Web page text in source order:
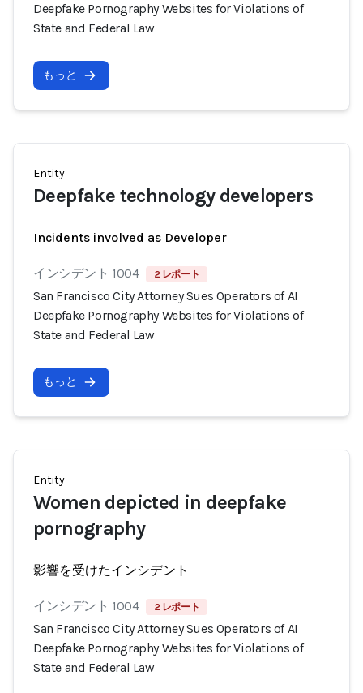
Deepfake Pornography Websites for Violations of
State and Federal Law
もっと
Entity
Deepfake technology developers
Incidents involved as Developer
インシデント 1004 2 レポート
San Francisco City Attorney Sues Operators of AI
Deepfake Pornography Websites for Violations of
State and Federal Law
もっと
Entity
Women depicted in deepfake
pornography
影響を受けたインシデント
インシデント 1004 2 レポート
San Francisco City Attorney Sues Operators of AI
Deepfake Pornography Websites for Violations of
State and Federal Law